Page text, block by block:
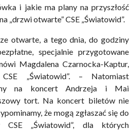
i jakie ma plany na przyszłość
„drzwi otwarte” CSE „Światowid”.
otwarte, a tego dnia, do godziny
specjalnie przygotowane
Magdalena Czarnocka-Kaptur,
„Światowid”. – Natomiast
na koncert Andrzeja i Mai
tort. Na koncert biletów nie
że mogą zgłaszać się do
„Światowid”, dla których